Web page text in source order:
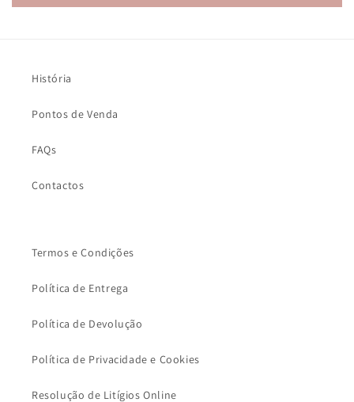
História
Pontos de Venda
FAQs
Contactos
Termos e Condições
Política de Entrega
Política de Devolução
Política de Privacidade e Cookies
Resolução de Litígios Online